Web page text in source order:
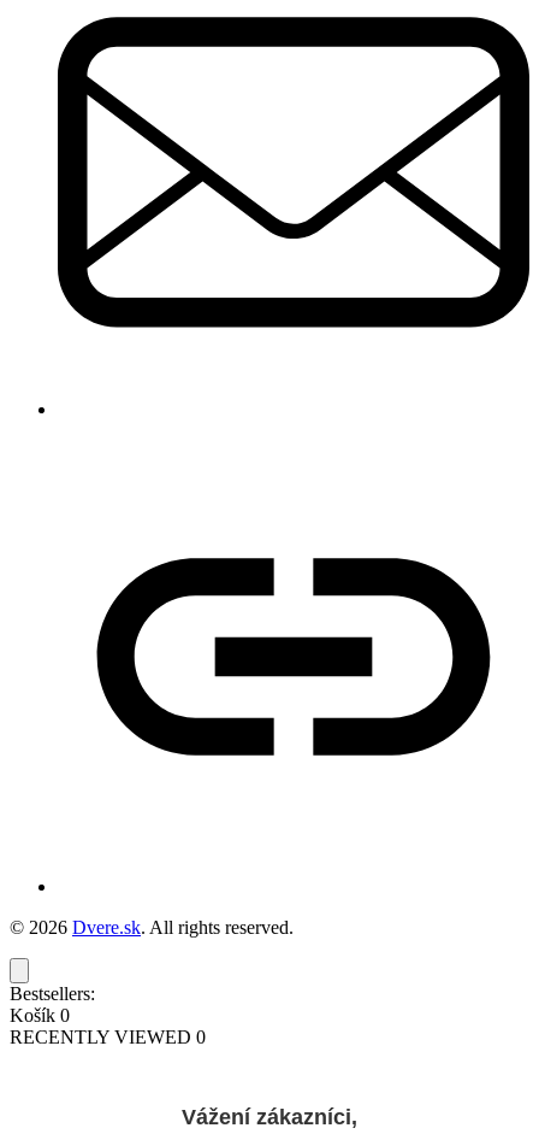
© 2026 Dvere.sk. All rights reserved.
Bestsellers:
Košík 0
RECENTLY VIEWED 0
Vážení zákazníci,